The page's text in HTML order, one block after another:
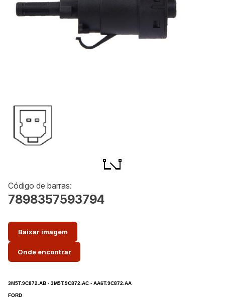
Código de barras:
7898357593794
Baixar imagem
Onde encontrar
3M5T.9C872.AB - 3M5T.9C872.AC - AA6T.9C872.AA
FORD